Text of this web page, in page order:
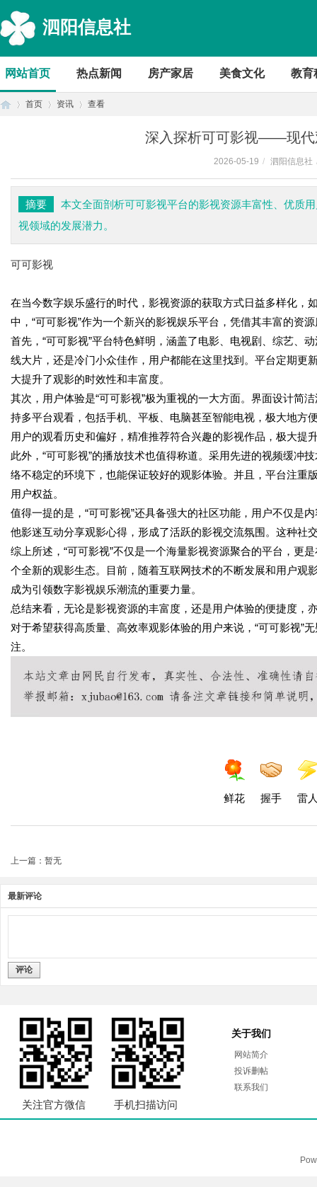
泗阳信息社
网站首页 热点新闻 房产家居 美食文化 教育
首页 资讯 查看
深入探析可可影视——现代
2026-05-19 / 泗阳信息社
摘要
本文全面剖析可可影视平台的影视资源丰富性、优质
视领域的发展潜力。
可可影视
在当今数字娱乐盛行的时代，影视资源的获取方式日益多样化，
中，“可可影视”作为一个新兴的影视娱乐平台，凭借其丰富的资
首先，“可可影视”平台特色鲜明，涵盖了电影、电视剧、综艺、
线大片，还是冷门小众佳作，用户都能在这里找到。平台定期更
大提升了观影的时效性和丰富度。
其次，用户体验是“可可影视”极为重视的一大方面。界面设计简
持多平台观看，包括手机、平板、电脑甚至智能电视，极大地方
用户的观看历史和偏好，精准推荐符合兴趣的影视作品，极大提
此外，“可可影视”的播放技术也值得称道。采用先进的视频缓冲
络不稳定的环境下，也能保证较好的观影体验。并且，平台注重
用户权益。
值得一提的是，“可可影视”还具备强大的社区功能，用户不仅是
他影迷互动分享观影心得，形成了活跃的影视交流氛围。这种社
综上所述，“可可影视”不仅是一个海量影视资源聚合的平台，更
个全新的观影生态。目前，随着互联网技术的不断发展和用户观
成为引领数字影视娱乐潮流的重要力量。
总结来看，无论是影视资源的丰富度，还是用户体验的便捷度，
对于希望获得高质量、高效率观影体验的用户来说，“可可影视”
注。
鲜花 握手 雷
上一篇：暂无
最新评论
评论
关注官方微信 手机扫描访问
关于我们
网站简介
投诉删帖
联系我们